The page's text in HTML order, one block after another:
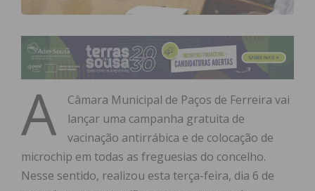
A
Câmara Municipal de Paços de Ferreira vai
lançar uma campanha gratuita de
vacinação antirrábica e de colocação de
microchip em todas as freguesias do concelho.
Nesse sentido, realizou esta terça-feira, dia 6 de